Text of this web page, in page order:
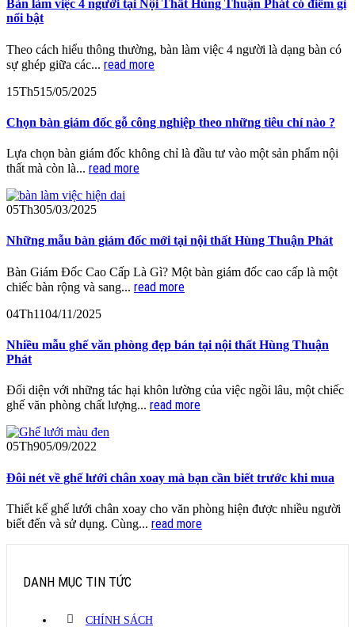
Bàn làm việc 4 người tại Nội Thất Hùng Thuận Phát có điểm gì
nổi bật
Theo cách hiểu thông thường, bàn làm việc 4 người là dạng bàn có
sự ghép giữa các... read more
15Th515/05/2025
Chọn bàn giám đốc gỗ công nghiệp theo những tiêu chí nào ?
Lựa chọn bàn giám đốc không chỉ là đầu tư vào một sản phẩm nội
thất mà còn là... read more
05Th305/03/2025
Những mẫu bàn giám đốc mới tại nội thất Hùng Thuận Phát
Bàn Giám Đốc Cao Cấp Là Gì? Một bàn giám đốc cao cấp là một
chiếc bàn rộng và sang... read more
04Th1104/11/2025
Nhiều mẫu ghế văn phòng đẹp bán tại nội thất Hùng Thuận
Phát
Đối diện với những tác hại khôn lường của việc ngồi lâu, một chiếc
ghế văn phòng chất lượng... read more
05Th905/09/2022
Đôi nét về ghế lưới chân xoay mà bạn cần biết trước khi mua
Thiết kế ghế lưới chân xoay cho văn phòng hiện được nhiều người
biết đến và sử dụng. Cùng... read more
DANH MỤC TIN TỨC
CHÍNH SÁCH